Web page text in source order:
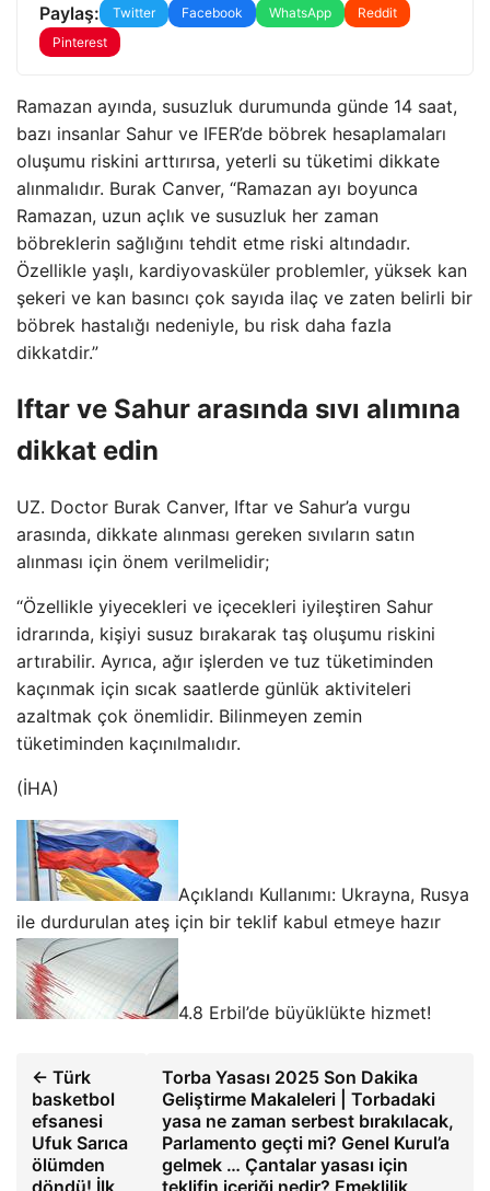
Paylaş: Twitter Facebook WhatsApp
Reddit
Pinterest
Ramazan ayında, susuzluk durumunda günde 14 saat,
bazı insanlar Sahur ve IFER’de böbrek hesaplamaları
oluşumu riskini arttırırsa, yeterli su tüketimi dikkate
alınmalıdır. Burak Canver, “Ramazan ayı boyunca
Ramazan, uzun açlık ve susuzluk her zaman
böbreklerin sağlığını tehdit etme riski altındadır.
Özellikle yaşlı, kardiyovasküler problemler, yüksek kan
şekeri ve kan basıncı çok sayıda ilaç ve zaten belirli bir
böbrek hastalığı nedeniyle, bu risk daha fazla
dikkatdir.”
Iftar ve Sahur arasında sıvı alımına
dikkat edin
UZ. Doctor Burak Canver, Iftar ve Sahur’a vurgu
arasında, dikkate alınması gereken sıvıların satın
alınması için önem verilmelidir;
“Özellikle yiyecekleri ve içecekleri iyileştiren Sahur
idrarında, kişiyi susuz bırakarak taş oluşumu riskini
artırabilir. Ayrıca, ağır işlerden ve tuz tüketiminden
kaçınmak için sıcak saatlerde günlük aktiviteleri
azaltmak çok önemlidir. Bilinmeyen zemin
tüketiminden kaçınılmalıdır.
(İHA)
Açıklandı Kullanımı: Ukrayna, Rusya
ile durdurulan ateş için bir teklif kabul etmeye hazır
4.8 Erbil’de büyüklükte hizmet!
← Türk
basketbol
efsanesi
Ufuk Sarıca
ölümden
döndü! İlk
Torba Yasası 2025 Son Dakika
Geliştirme Makaleleri | Torbadaki
yasa ne zaman serbest bırakılacak,
Parlamento geçti mi? Genel Kurul’a
gelmek … Çantalar yasası için
teklifin içeriği nedir? Emeklilik